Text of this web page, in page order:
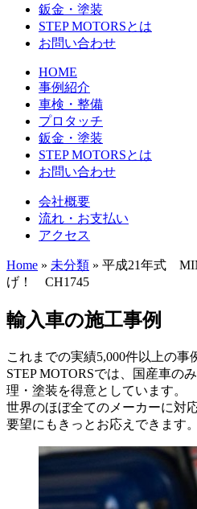
鈑金・塗装
STEP MOTORSとは
お問い合わせ
HOME
事例紹介
車検・整備
プロタッチ
鈑金・塗装
STEP MOTORSとは
お問い合わせ
会社概要
流れ・お支払い
アクセス
Home » 未分類 » 平成21年式
げ！ CH1745
輸入車の施工事例
これまでの実績5,000件以上の事
STEP MOTORSでは、国産車の
理・塗装を得意としています。
世界のほぼ全てのメーカーに対
要望にもきっとお応えできます。